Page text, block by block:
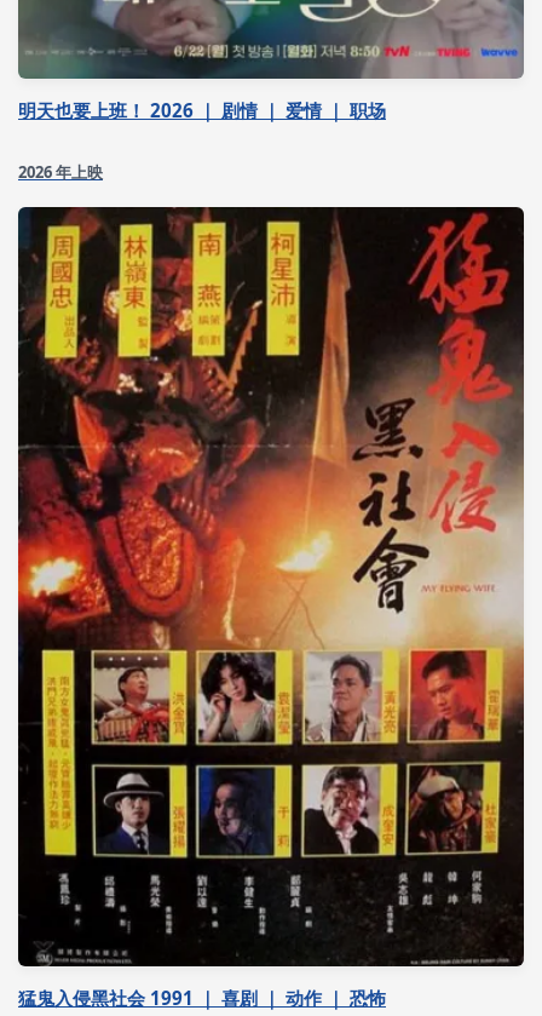
明天也要上班！ 2026 ｜ 剧情 ｜ 爱情 ｜ 职场
2026 年上映
猛鬼入侵黑社会 1991 ｜ 喜剧 ｜ 动作 ｜ 恐怖